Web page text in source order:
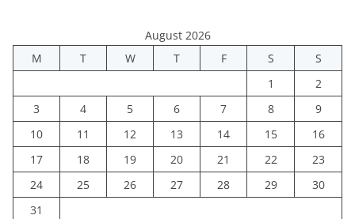
August 2026
M
T W T F S
S
1
2
3
4 5 6 7 8
9
10
11 12 13 14 15
16
17
18 19 20 21 22
23
24
25 26 27 28 29
30
31